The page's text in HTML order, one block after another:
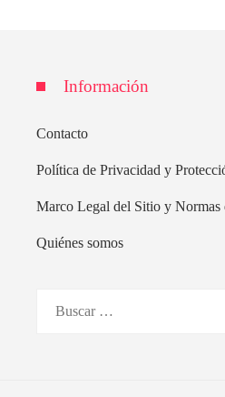
Información
Contacto
Política de Privacidad y
Marco Legal del Sitio y Normas
Quiénes somos